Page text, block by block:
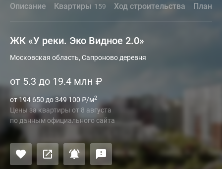
Описание Квартиры 159 Ход строительства
ЖК «У реки. Эко Видное 2.0»
Московская область, Сапроново деревня
от 5.3 до 19.4 млн ₽
от 194 650 до 349 100 ₽/м2
Цены за квартиры от 8 августа
по данным официального сайта